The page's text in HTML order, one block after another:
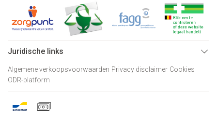
Juridische links
Algemene verkoopsvoorwaarden Privacy disclaimer Cookies
ODR-platform